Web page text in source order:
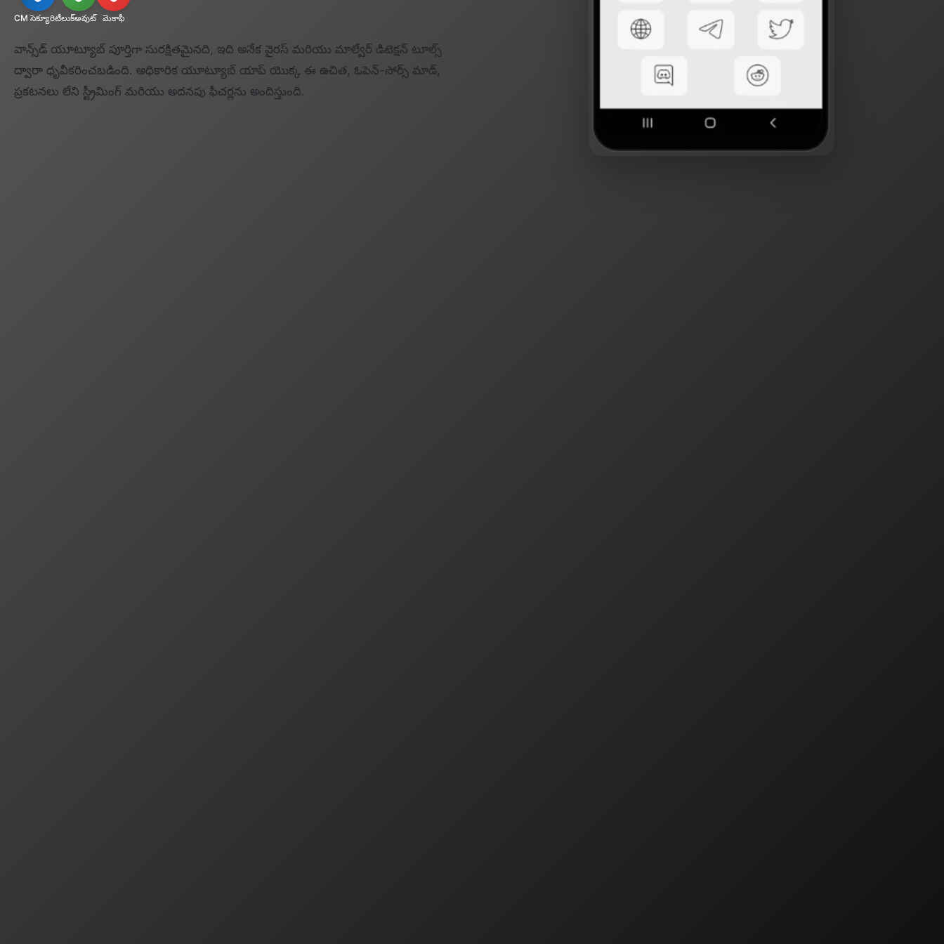
CM సెక్యూరిటీలుక్‌అవుట్ మెకాఫీ
వాన్స్‌డ్ యూట్యూబ్ పూర్తిగా సురక్షితమైనది, ఇది అనేక వైరస్ మరియు మాల్వేర్ డిటెక్షన్ టూల్స్
ద్వారా ధృవీకరించబడింది. అధికారిక యూట్యూబ్ యాప్ యొక్క ఈ ఉచిత, ఓపెన్-సోర్స్ మాడ్,
ప్రకటనలు లేని స్ట్రీమింగ్ మరియు అదనపు ఫీచర్లను అందిస్తుంది.